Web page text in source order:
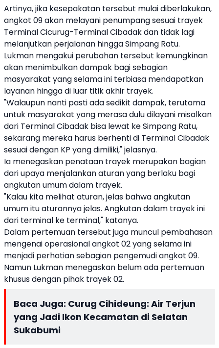
Artinya, jika kesepakatan tersebut mulai diberlakukan,
angkot 09 akan melayani penumpang sesuai trayek
Terminal Cicurug-Terminal Cibadak dan tidak lagi
melanjutkan perjalanan hingga Simpang Ratu.
Lukman mengakui perubahan tersebut kemungkinan
akan menimbulkan dampak bagi sebagian
masyarakat yang selama ini terbiasa mendapatkan
layanan hingga di luar titik akhir trayek.
"Walaupun nanti pasti ada sedikit dampak, terutama
untuk masyarakat yang merasa dulu dilayani misalkan
dari Terminal Cibadak bisa lewat ke Simpang Ratu,
sekarang mereka harus berhenti di Terminal Cibadak
sesuai dengan KP yang dimiliki," jelasnya.
Ia menegaskan penataan trayek merupakan bagian
dari upaya menjalankan aturan yang berlaku bagi
angkutan umum dalam trayek.
"Kalau kita melihat aturan, jelas bahwa angkutan
umum itu aturannya jelas. Angkutan dalam trayek ini
dari terminal ke terminal," katanya.
Dalam pertemuan tersebut juga muncul pembahasan
mengenai operasional angkot 02 yang selama ini
menjadi perhatian sebagian pengemudi angkot 09.
Namun Lukman menegaskan belum ada pertemuan
khusus dengan pihak trayek 02.
Baca Juga: Curug Cihideung: Air Terjun
yang Jadi Ikon Kecamatan di Selatan
Sukabumi